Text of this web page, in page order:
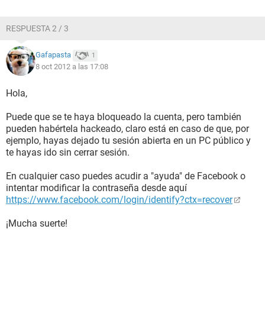
RESPUESTA 2 / 3
Gafapasta 1
8 oct 2012 a las 17:08
Hola,
Puede que se te haya bloqueado la cuenta, pero también
pueden habértela hackeado, claro está en caso de que, por
ejemplo, hayas dejado tu sesión abierta en un PC público y
te hayas ido sin cerrar sesión.
En cualquier caso puedes acudir a "ayuda" de Facebook o
intentar modificar la contraseña desde aquí
https://www.facebook.com/login/identify?ctx=recover
¡Mucha suerte!